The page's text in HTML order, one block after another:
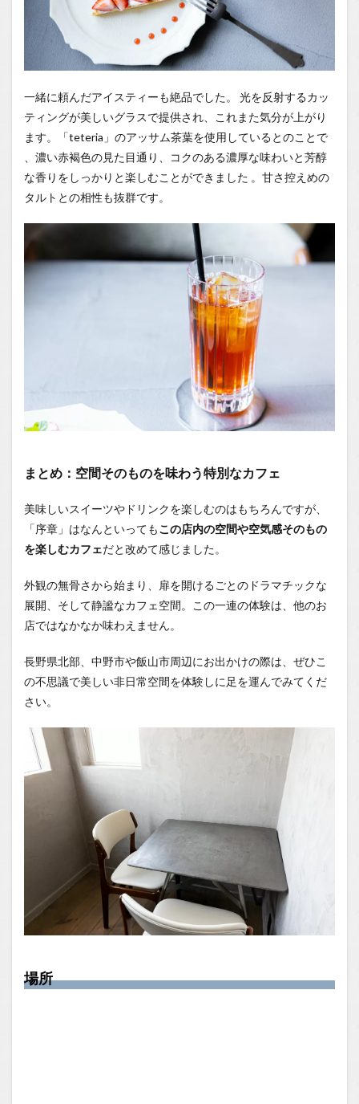
一緒に頼んだアイスティーも絶品でした。 光を反射するカッ
ティングが美しいグラスで提供され、これまた気分が上がり
ます。「teteria」のアッサム茶葉を使用しているとのことで
、濃い赤褐色の見た目通り、コクのある濃厚な味わいと芳醇
な香りをしっかりと楽しむことができました 。甘さ控えめの
タルトとの相性も抜群です。
まとめ：空間そのものを味わう特別なカフェ
美味しいスイーツやドリンクを楽しむのはもちろんですが、
「序章」はなんといってもこの店内の空間や空気感そのもの
を楽しむカフェだと改めて感じました。
外観の無骨さから始まり、扉を開けるごとのドラマチックな
展開、そして静謐なカフェ空間。この一連の体験は、他のお
店ではなかなか味わえません。
長野県北部、中野市や飯山市周辺にお出かけの際は、ぜひこ
の不思議で美しい非日常空間を体験しに足を運んでみてくだ
さい。
場所